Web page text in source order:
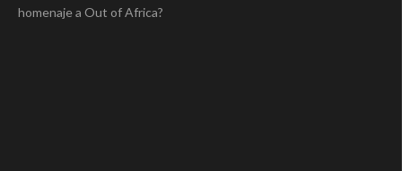
homenaje a Out of Africa?